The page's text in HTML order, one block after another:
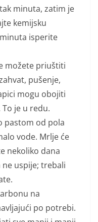
minuta, zatim je
kemijsku
isperite
možete priuštiti
pušenje,
mogu obojiti
je u redu.
pastom od pola
vode. Mrlje će
nekoliko dana
uspije; trebali
na
po potrebi.